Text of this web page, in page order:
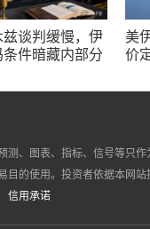
兹谈判缓慢，伊
条件暗藏内部分
美
价
测、图表、指标、信号等只
目的使用。投资者依据本网
信用承诺